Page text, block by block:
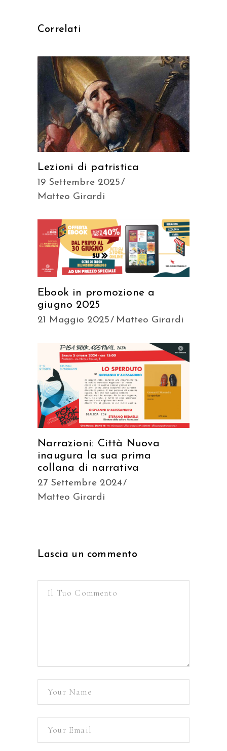
Correlati
Lezioni di patristica
19 Settembre 2025
Matteo Girardi
Ebook in promozione a
giugno 2025
21 Maggio 2025 Matteo Girardi
Narrazioni: Città Nuova
inaugura la sua prima
collana di narrativa
27 Settembre 2024
Matteo Girardi
Lascia un commento